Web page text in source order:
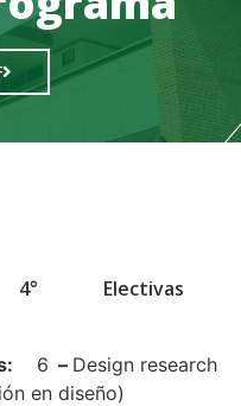
4° Electivas
6 – Design research
en diseño)